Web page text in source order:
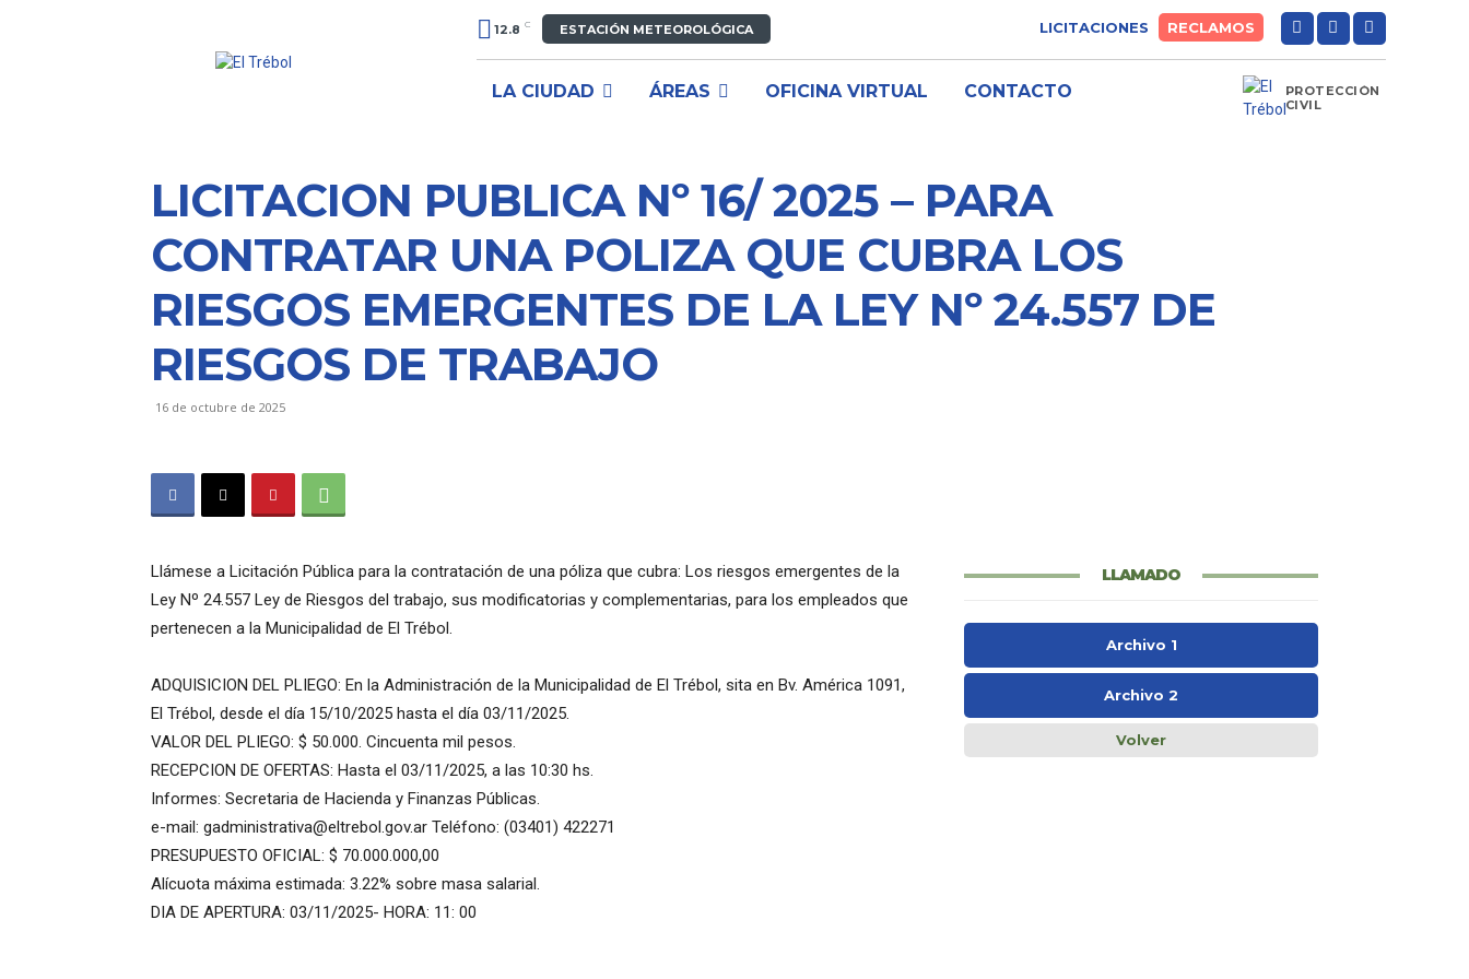
12.8 C ESTACIÓN METEOROLÓGICA LICITACIONES RECLAMOS
LA CIUDAD ÁREAS OFICINA VIRTUAL CONTACTO
PROTECCIÓN
CIVIL
LICITACION PUBLICA Nº 16/ 2025 – PARA
CONTRATAR UNA POLIZA QUE CUBRA LOS
RIESGOS EMERGENTES DE LA LEY Nº 24.557 DE
RIESGOS DE TRABAJO
16 de octubre de 2025
Llámese a Licitación Pública para la contratación de una póliza que cubra: Los riesgos emergentes de la
Ley Nº 24.557 Ley de Riesgos del trabajo, sus modificatorias y complementarias, para los empleados que
pertenecen a la Municipalidad de El Trébol.
ADQUISICION DEL PLIEGO: En la Administración de la Municipalidad de El Trébol, sita en Bv. América 1091,
El Trébol, desde el día 15/10/2025 hasta el día 03/11/2025.
VALOR DEL PLIEGO: $ 50.000. Cincuenta mil pesos.
RECEPCION DE OFERTAS: Hasta el 03/11/2025, a las 10:30 hs.
Informes: Secretaria de Hacienda y Finanzas Públicas.
e-mail: gadministrativa@eltrebol.gov.ar Teléfono: (03401) 422271
PRESUPUESTO OFICIAL: $ 70.000.000,00
Alícuota máxima estimada: 3.22% sobre masa salarial.
DIA DE APERTURA: 03/11/2025- HORA: 11: 00
LLAMADO
Archivo 1
Archivo 2
Volver